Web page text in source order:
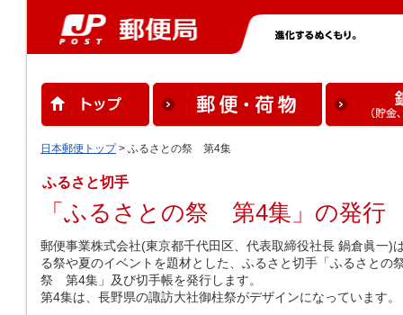
日本郵便トップ> ふるさとの祭 第4集
ふるさと切手
「ふるさとの祭 第4集」の発行
郵便事業株式会社(東京都千代田区、代表取締役社長 鍋倉眞一)
る祭や夏のイベントを題材とした、ふるさと切手「ふるさとの
祭 第4集」及び切手帳を発行します。
第4集は、長野県の諏訪大社御柱祭がデザインになっています。